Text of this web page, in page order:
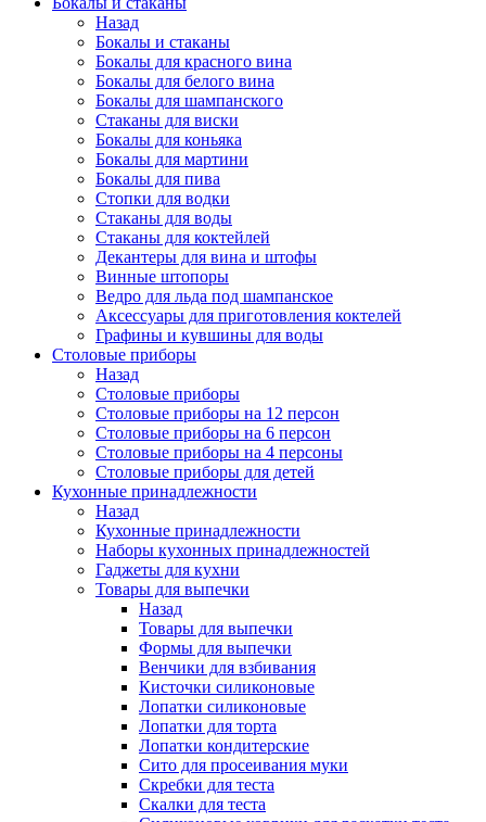
Назад
Бокалы и стаканы
Бокалы для красного вина
Бокалы для белого вина
Бокалы для шампанского
Стаканы для виски
Бокалы для коньяка
Бокалы для мартини
Бокалы для пива
Стопки для водки
Стаканы для воды
Стаканы для коктейлей
Декантеры для вина и штофы
Винные штопоры
Ведро для льда под шампанское
Аксессуары для приготовления коктелей
Графины и кувшины для воды
Столовые приборы
Назад
Столовые приборы
Столовые приборы на 12 персон
Столовые приборы на 6 персон
Столовые приборы на 4 персоны
Столовые приборы для детей
Кухонные принадлежности
Назад
Кухонные принадлежности
Наборы кухонных принадлежностей
Гаджеты для кухни
Товары для выпечки
Назад
Товары для выпечки
Формы для выпечки
Венчики для взбивания
Кисточки силиконовые
Лопатки силиконовые
Лопатки для торта
Лопатки кондитерские
Сито для просеивания муки
Скребки для теста
Скалки для теста